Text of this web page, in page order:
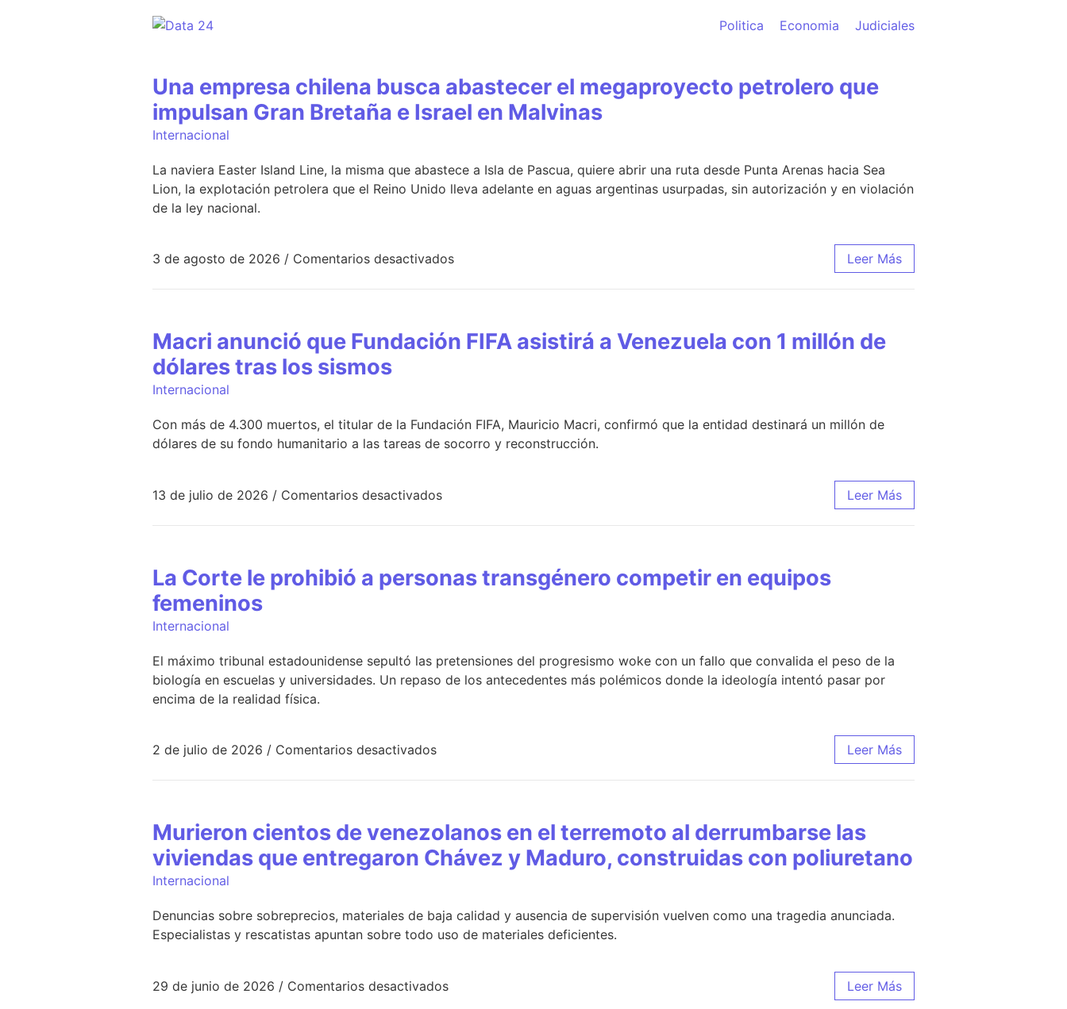
Politica Economia Judiciales
Una empresa chilena busca abastecer el megaproyecto petrolero que
impulsan Gran Bretaña e Israel en Malvinas
Internacional
La naviera Easter Island Line, la misma que abastece a Isla de Pascua, quiere abrir una ruta desde Punta Arenas hacia Sea
Lion, la explotación petrolera que el Reino Unido lleva adelante en aguas argentinas usurpadas, sin autorización y en violación
de la ley nacional.
3 de agosto de 2026 / Comentarios desactivados Leer Más
Macri anunció que Fundación FIFA asistirá a Venezuela con 1 millón de
dólares tras los sismos
Internacional
Con más de 4.300 muertos, el titular de la Fundación FIFA, Mauricio Macri, confirmó que la entidad destinará un millón de
dólares de su fondo humanitario a las tareas de socorro y reconstrucción.
13 de julio de 2026 / Comentarios desactivados Leer Más
La Corte le prohibió a personas transgénero competir en equipos
femeninos
Internacional
El máximo tribunal estadounidense sepultó las pretensiones del progresismo woke con un fallo que convalida el peso de la
biología en escuelas y universidades. Un repaso de los antecedentes más polémicos donde la ideología intentó pasar por
encima de la realidad física.
2 de julio de 2026 / Comentarios desactivados Leer Más
Murieron cientos de venezolanos en el terremoto al derrumbarse las
viviendas que entregaron Chávez y Maduro, construidas con poliuretano
Internacional
Denuncias sobre sobreprecios, materiales de baja calidad y ausencia de supervisión vuelven como una tragedia anunciada.
Especialistas y rescatistas apuntan sobre todo uso de materiales deficientes.
29 de junio de 2026 / Comentarios desactivados Leer Más